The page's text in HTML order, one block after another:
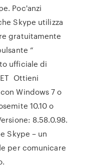
Poc'anzi
Skype utilizza
gratuitamente
“
ufficiale di
Ottieni
Windows 7 o
10.10 o
8.58.0.98.
Skype – un
per comunicare